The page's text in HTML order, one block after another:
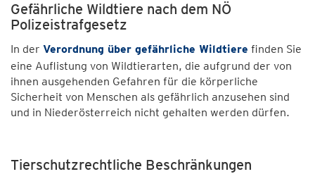
Gefährliche Wildtiere nach dem NÖ
Polizeistrafgesetz
In der Verordnung über gefährliche Wildtiere finden Sie
eine Auflistung von Wildtierarten, die aufgrund der von
ihnen ausgehenden Gefahren für die körperliche
Sicherheit von Menschen als gefährlich anzusehen sind
und in Niederösterreich nicht gehalten werden dürfen.
Tierschutzrechtliche Beschränkungen